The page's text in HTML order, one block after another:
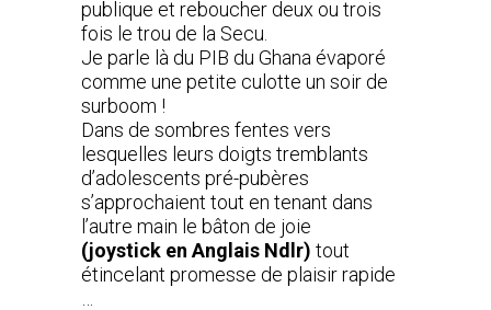
publique et reboucher deux ou trois
fois le trou de la Secu.
Je parle là du PIB du Ghana évaporé
comme une petite culotte un soir de
surboom !
Dans de sombres fentes vers
lesquelles leurs doigts tremblants
d’adolescents pré-pubères
s’approchaient tout en tenant dans
l’autre main le bâton de joie
(joystick en Anglais Ndlr) tout
étincelant promesse de plaisir rapide